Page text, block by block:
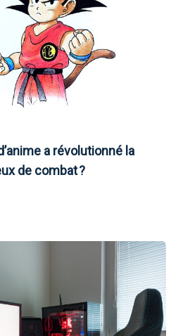
a révolutionné la
de combat ?